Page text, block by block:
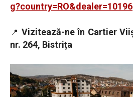
g?country=RO&dealer=10196
📍 Vizitează-ne în Cartier
nr. 264, Bistrița